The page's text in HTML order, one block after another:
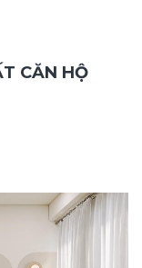
CĂN HỘ